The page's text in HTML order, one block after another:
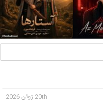
20th ژوئن 2026